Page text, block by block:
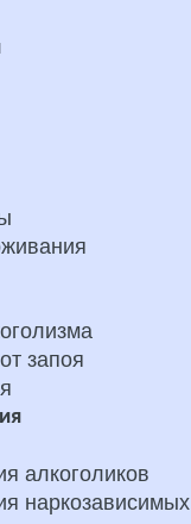
запоя
алкоголиков
наркозависимых